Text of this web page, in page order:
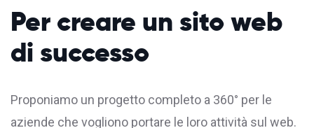
Per creare un sito web
di successo
Proponiamo un progetto completo a 360° per le
aziende che vogliono portare le loro attività sul web.